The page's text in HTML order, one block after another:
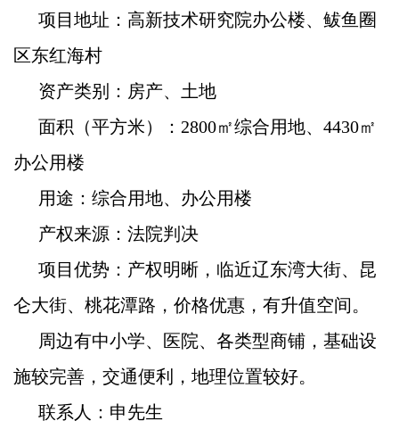
项目地址：高新技术研究院办公楼、鲅鱼圈
区东红海村
资产类别：房产、土地
面积（平方米）
：2800㎡综合用地、4430㎡
办公用楼
用途 ：综合用地、办公用楼
产权来源 ：法院判决
项目优势：产权明晰，临近辽东湾大街、昆
仑大街、桃花潭路，价格优惠，有升值空间。
周边有中小学、医院、各类型商铺，基础设
施较完善，交通便利，地理位置较好。
联系人：申先生